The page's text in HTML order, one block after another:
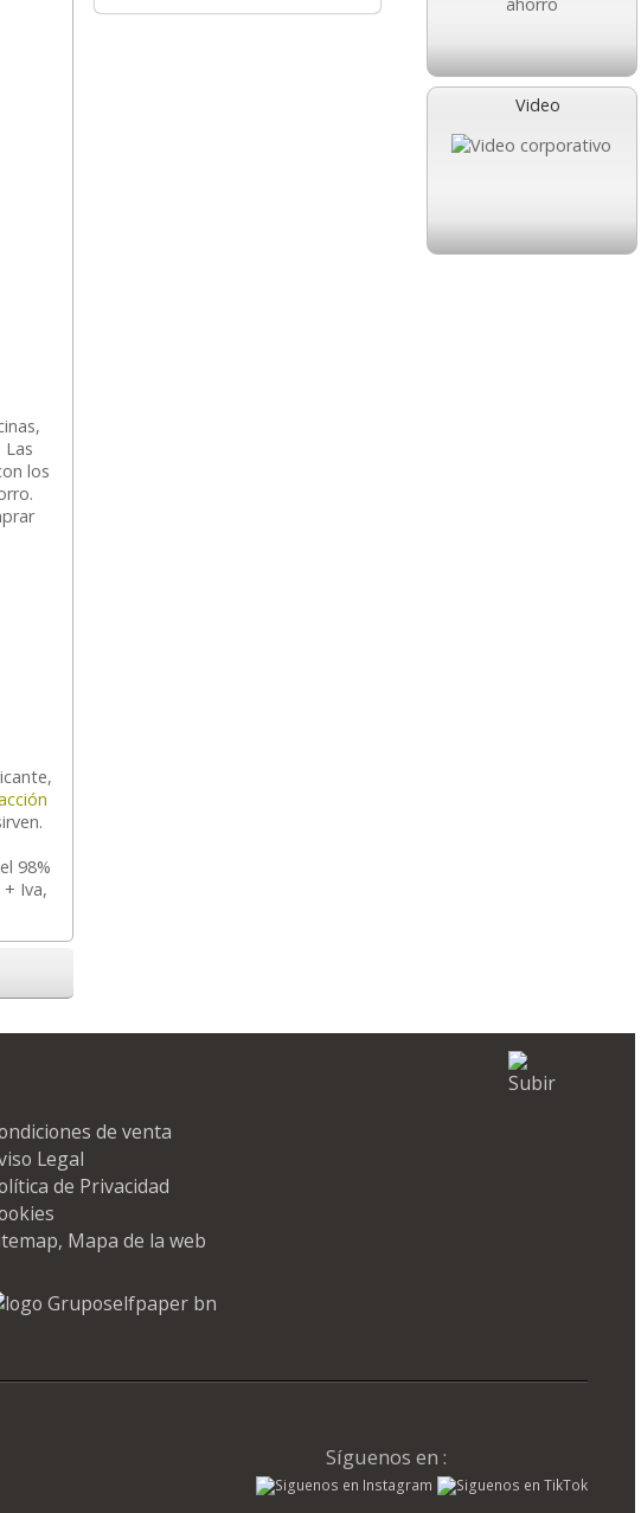
Video
los
98%
Iva,
de venta
Legal
de Privacidad
Mapa de la web
Síguenos en :